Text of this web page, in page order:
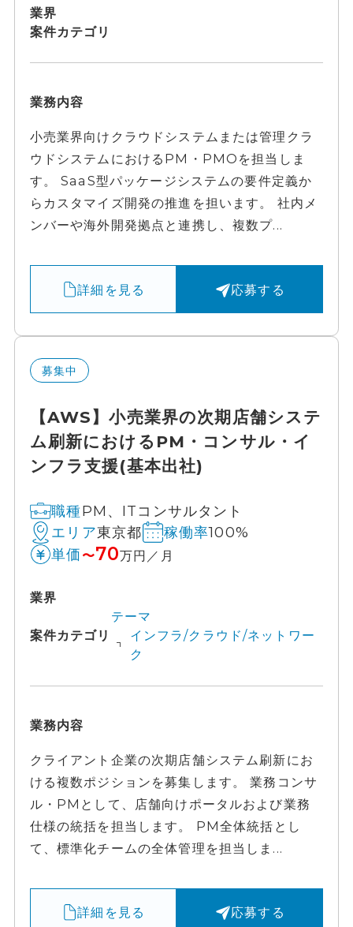
業界
案件カテゴリ
業務内容
小売業界向けクラウドシステムまたは管理クラ
ウドシステムにおけるPM・PMOを担当しま
す。 SaaS型パッケージシステムの要件定義か
らカスタマイズ開発の推進を担います。 社内メ
ンバーや海外開発拠点と連携し、複数プ...
詳細を見る 応募する
募集中
【AWS】小売業界の次期店舗システ
ム刷新におけるPM・コンサル・イ
ンフラ支援(基本出社)
職種PM、ITコンサルタント
エリア東京都 稼働率100%
単価 〜70万円／月
業界
案件カテゴリ
テーマ
インフラ/クラウド/ネットワー
ク
業務内容
クライアント企業の次期店舗システム刷新にお
ける複数ポジションを募集します。 業務コンサ
ル・PMとして、店舗向けポータルおよび業務
仕様の統括を担当します。 PM全体統括とし
て、標準化チームの全体管理を担当しま...
詳細を見る 応募する